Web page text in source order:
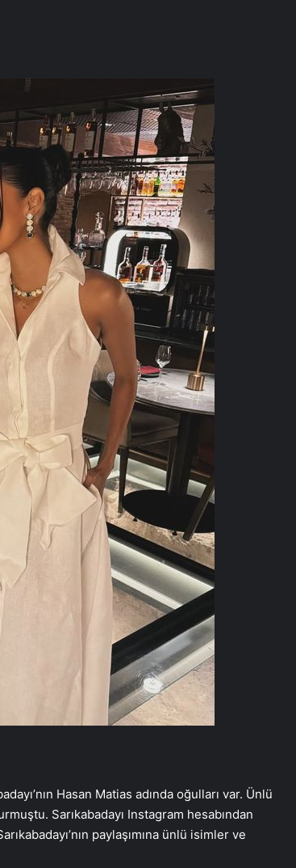
Hasan Matias adında oğulları var. Ünlü
Sarıkabadayı Instagram hesabından
paylaşımına ünlü isimler ve